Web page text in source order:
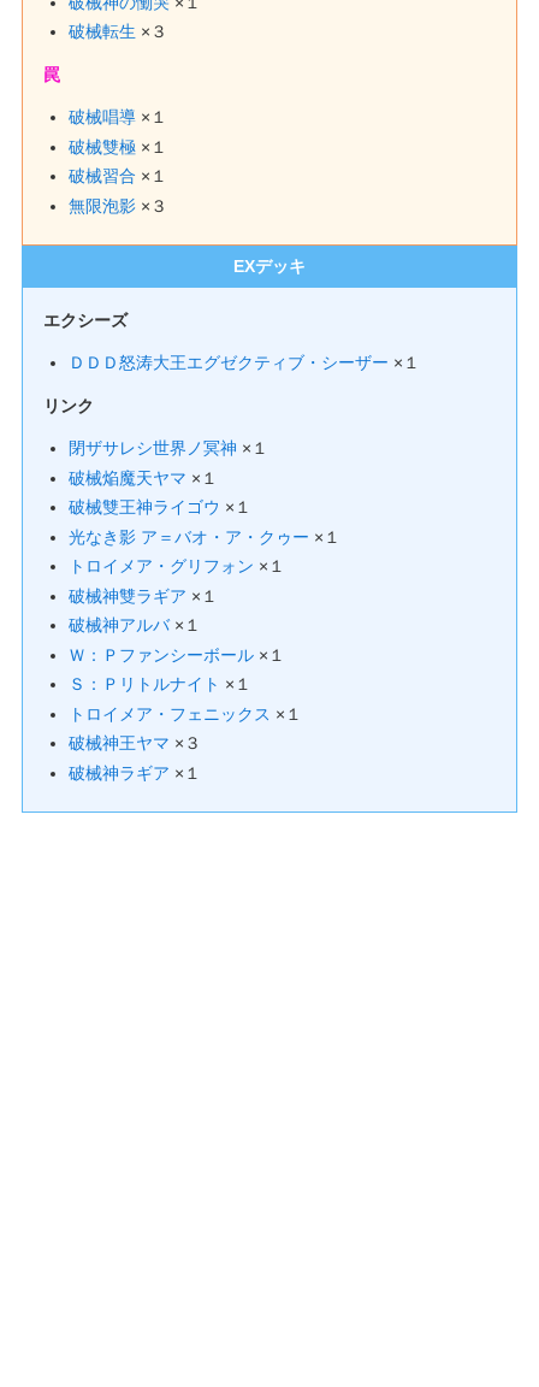
破械転生 ×３
罠
破械唱導 ×１
破械雙極 ×１
破械習合 ×１
無限泡影 ×３
EXデッキ
エクシーズ
ＤＤＤ怒涛大王エグゼクティブ・シーザー ×１
リンク
閉ザサレシ世界ノ冥神 ×１
破械焔魔天ヤマ ×１
破械雙王神ライゴウ ×１
光なき影 ア＝バオ・ア・クゥー ×１
トロイメア・グリフォン ×１
破械神雙ラギア ×１
破械神アルバ×１
Ｗ：Ｐファンシーボール ×１
Ｓ：Ｐリトルナイト ×１
トロイメア・フェニックス ×１
破械神王ヤマ ×３
破械神ラギア ×１